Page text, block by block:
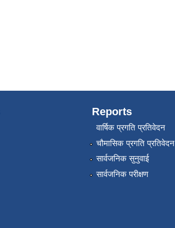
Reports
वार्षिक प्रगति प्रतिवेदन
चौमासिक प्रगति प्रतिवेदन
सार्वजनिक सुनुवाई
सार्वजनिक परीक्षण